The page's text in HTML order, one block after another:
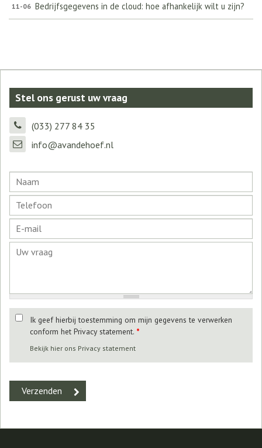
11-06 Bedrijfsgegevens in de cloud: hoe afhankelijk wilt u zijn?
Stel ons gerust uw vraag
(033) 277 84 35
info@avandehoef.nl
Ik geef hierbij toestemming om mijn gegevens te verwerken
conform het Privacy statement. *
Bekijk hier ons Privacy statement